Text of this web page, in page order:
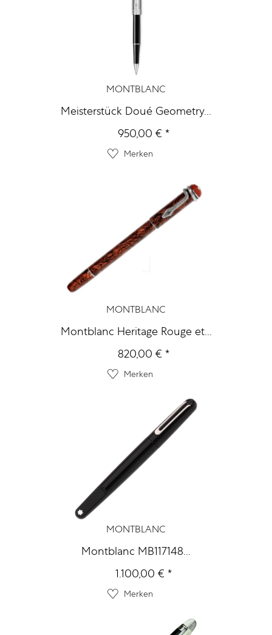
MONTBLANC
Meisterstück Doué Geometry...
950,00 € *
Merken
MONTBLANC
Montblanc Heritage Rouge et...
820,00 € *
Merken
MONTBLANC
Montblanc MB117148...
1.100,00 € *
Merken